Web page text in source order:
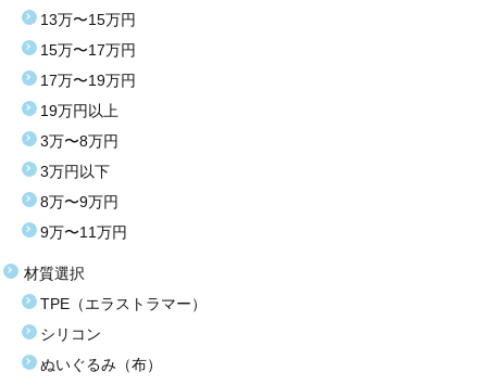
13万〜15万円
15万〜17万円
17万〜19万円
19万円以上
3万〜8万円
3万円以下
8万〜9万円
9万〜11万円
材質選択
TPE（エラストラマー）
シリコン
ぬいぐるみ（布）